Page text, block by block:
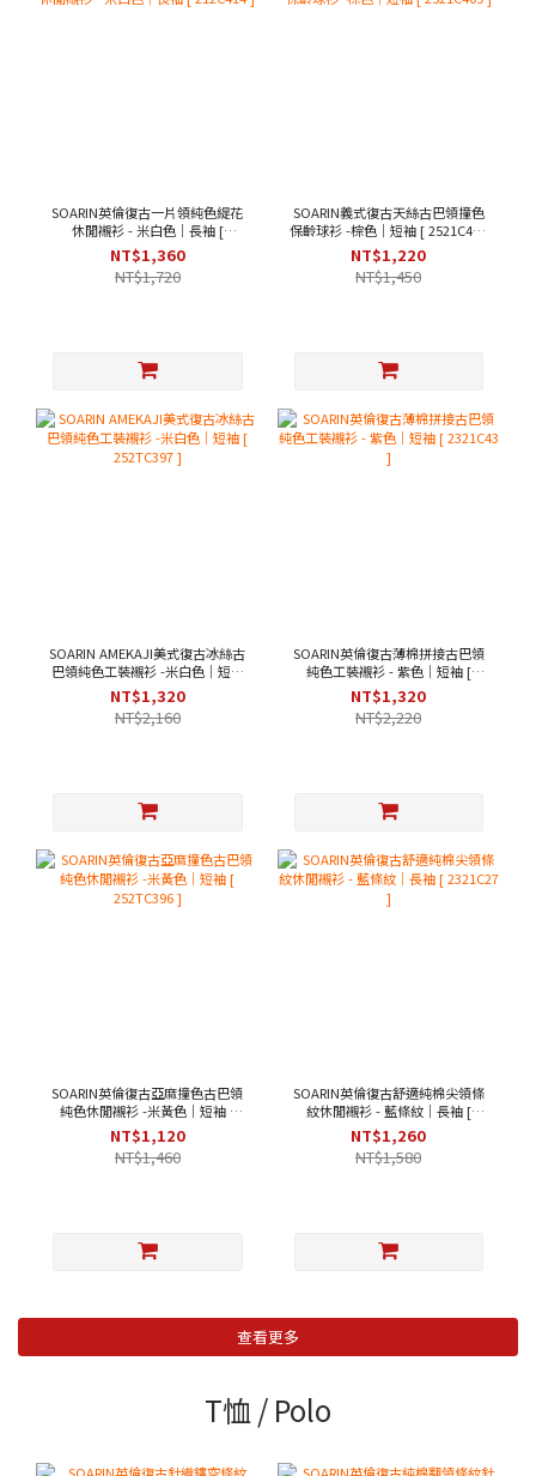
SOARIN英倫復古一片領純色緹花
休閒襯衫 - 米白色｜長袖 [
212C414 ]
NT$1,360
NT$1,720
SOARIN義式復古天絲古巴領撞色
保齡球衫 -棕色｜短袖 [ 2521C409
]
NT$1,220
NT$1,450
SOARIN AMEKAJI美式復古冰絲古
巴領純色工裝襯衫 -米白色｜短袖
[ 252TC397 ]
NT$1,320
NT$2,160
SOARIN英倫復古薄棉拼接古巴領
純色工裝襯衫 - 紫色｜短袖 [
2321C43 ]
NT$1,320
NT$2,220
SOARIN英倫復古亞麻撞色古巴領
純色休閒襯衫 -米黃色｜短袖 [
252TC396 ]
NT$1,120
NT$1,460
SOARIN英倫復古舒適純棉尖領條
紋休閒襯衫 - 藍條紋｜長袖 [
2321C27 ]
NT$1,260
NT$1,580
查看更多
T恤 / Polo